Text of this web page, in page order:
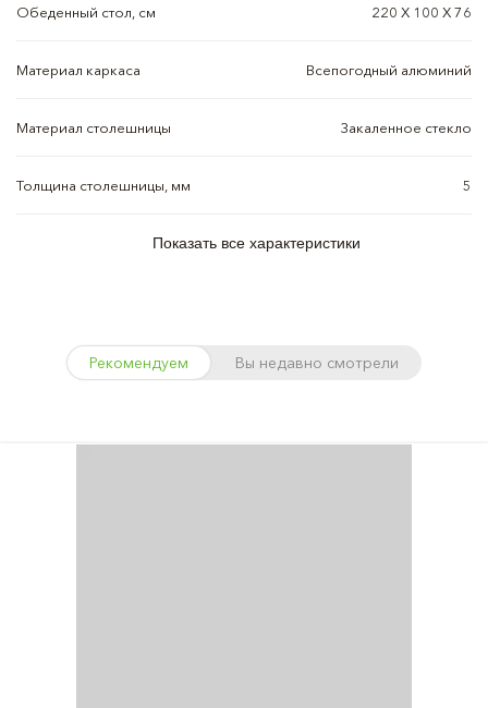
Обеденный стол, см 220 Х 100 Х 76
Материал каркаса Всепогодный алюминий
Материал столешницы Закаленное стекло
Толщина столешницы, мм 5
Показать все характеристики
Рекомендуем Вы недавно смотрели